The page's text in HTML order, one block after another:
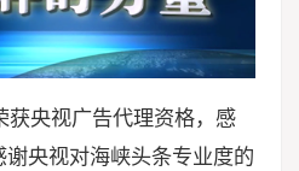
获央视广告代理资格，感
央视对海峡头条专业度的